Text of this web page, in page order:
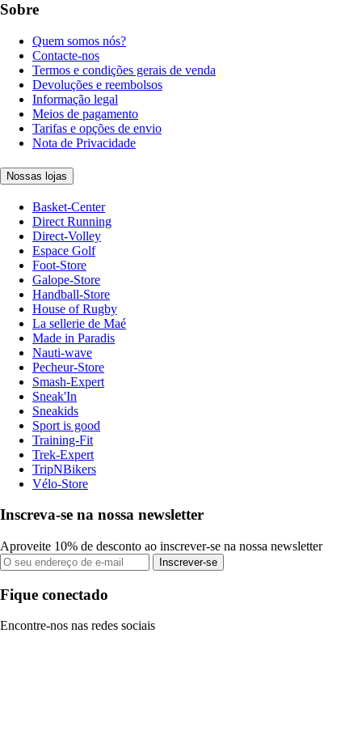
Sobre
Quem somos nós?
Contacte-nos
Termos e condições gerais de venda
Devoluções e reembolsos
Informação legal
Meios de pagamento
Tarifas e opções de envio
Nota de Privacidade
Nossas lojas
Basket-Center
Direct Running
Direct-Volley
Espace Golf
Foot-Store
Galope-Store
Handball-Store
House of Rugby
La sellerie de Maé
Made in Paradis
Nauti-wave
Pecheur-Store
Smash-Expert
Sneak'In
Sneakids
Sport is good
Training-Fit
Trek-Expert
TripNBikers
Vélo-Store
Inscreva-se na nossa newsletter
Aproveite 10% de desconto ao inscrever-se na nossa newsletter
Inscrever-se
Fique conectado
Encontre-nos nas redes sociais